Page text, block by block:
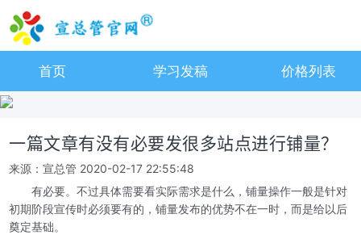
首页 学习发稿 价格列表
一篇文章有没有必要发很多站点进行铺量？
来源：宣总管 2020-02-17 22:55:48
有必要。不过具体需要看实际需求是什么，铺量操作一般是针对
初期阶段宣传时必须要有的，铺量发布的优势不在一时，而是给以后
奠定基础。